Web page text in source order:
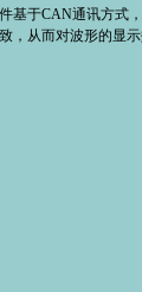
基于CAN通讯方
，从而对波形的